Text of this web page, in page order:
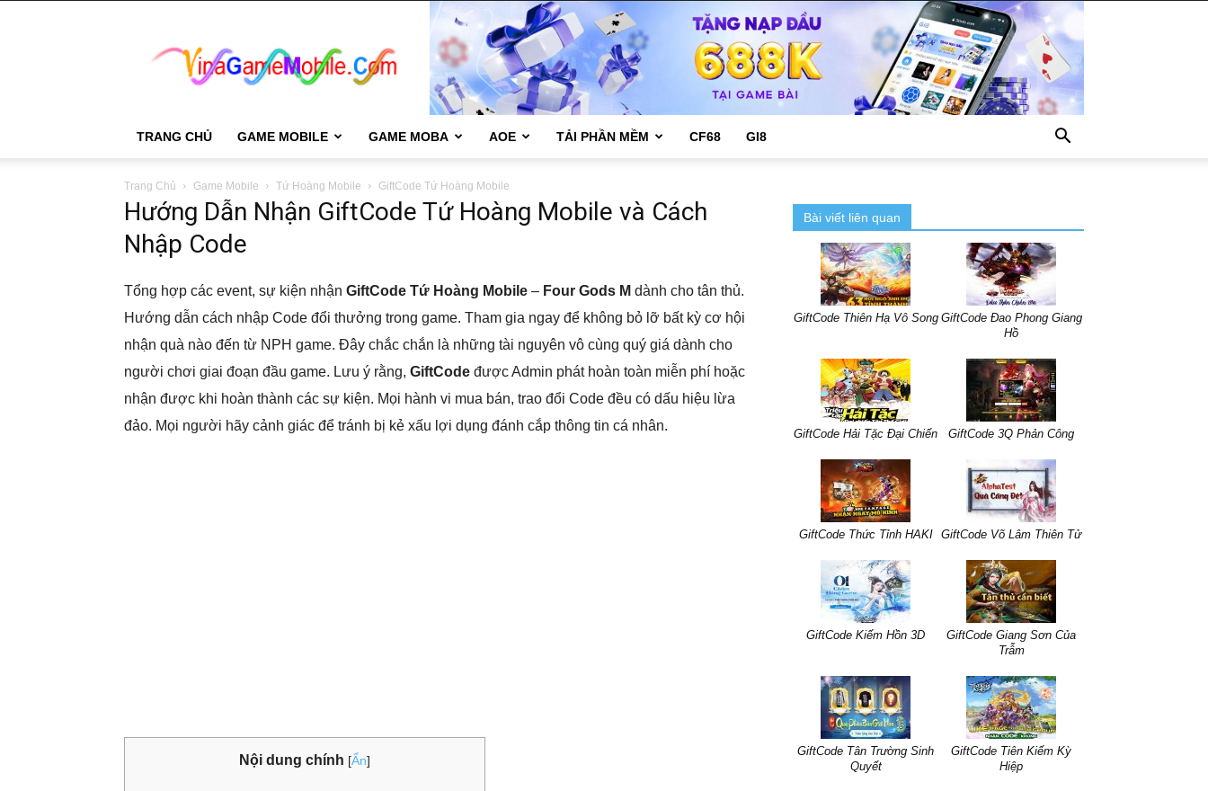
Mobile
TRANG CHỦ GAME MOBILE GAME MOBA AOE TẢI PHẦN MỀM CF68 GI8
Trang Chủ Game Mobile Tứ Hoàng Mobile GiftCode Tứ Hoàng Mobile
Hướng Dẫn Nhận GiftCode Tứ Hoàng Mobile và Cách
Nhập Code
Tổng hợp các event, sự kiện nhận GiftCode Tứ Hoàng Mobile – Four Gods M dành cho tân thủ.
Hướng dẫn cách nhập Code đổi thưởng trong game. Tham gia ngay để không bỏ lỡ bất kỳ cơ hội
nhận quà nào đến từ NPH game. Đây chắc chắn là những tài nguyên vô cùng quý giá dành cho
người chơi giai đoạn đầu game. Lưu ý rằng, GiftCode được Admin phát hoàn toàn miễn phí hoặc
nhận được khi hoàn thành các sự kiện. Mọi hành vi mua bán, trao đổi Code đều có dấu hiệu lừa
đảo. Mọi người hãy cảnh giác để tránh bị kẻ xấu lợi dụng đánh cắp thông tin cá nhân.
Nội dung chính [Ẩn]
Bài viết liên quan
GiftCode Thiên Hạ Vô Song GiftCode Đao Phong Giang
Hồ
GiftCode Hải Tặc Đại Chiến GiftCode 3Q Phản Công
GiftCode Thức Tỉnh HAKI GiftCode Võ Lâm Thiên Tử
GiftCode Kiếm Hồn 3D
GiftCode Giang Sơn Của
Trẫm
GiftCode Tân Trường Sinh
Quyết
GiftCode Tiên Kiếm Kỳ
Hiệp